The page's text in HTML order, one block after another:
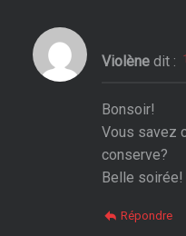
Violène dit :
Bonsoir!
Vous savez
conserve?
Belle soirée!
Répondre